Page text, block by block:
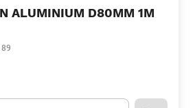
ALUMINIUM D80MM 1M